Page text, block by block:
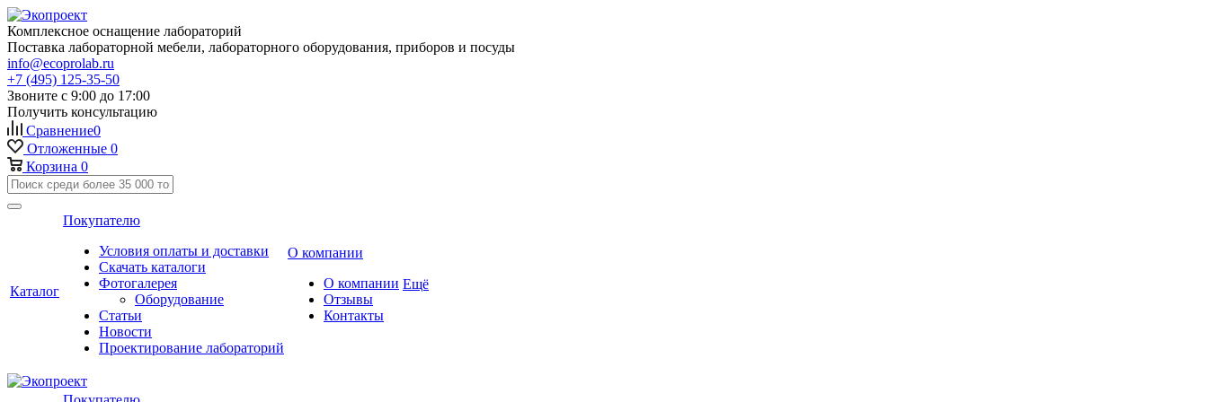
Комплексное оснащение лабораторий
Поставка лабораторной мебели, лабораторного оборудования, приборов и посуды
info@ecoprolab.ru
+7 (495) 125-35-50
Звоните с 9:00 до 17:00
Получить консультацию
Сравнение0
Отложенные 0
Корзина 0
Каталог
Покупателю
Условия оплаты и доставки
Скачать каталоги
Фотогалерея
Оборудование
Статьи
Новости
Проектирование лабораторий
О компании
О компании
Отзывы
Контакты
Ещё